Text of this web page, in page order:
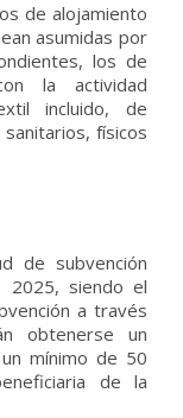
de alojamiento
asumidas por
los de
la actividad
incluido, de
físicos
de subvención
siendo el
a través
obtenerse un
mínimo de 50
de la